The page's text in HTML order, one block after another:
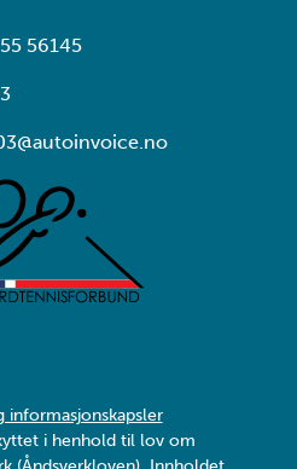
56145
informasjonskapsler
i henhold til lov om